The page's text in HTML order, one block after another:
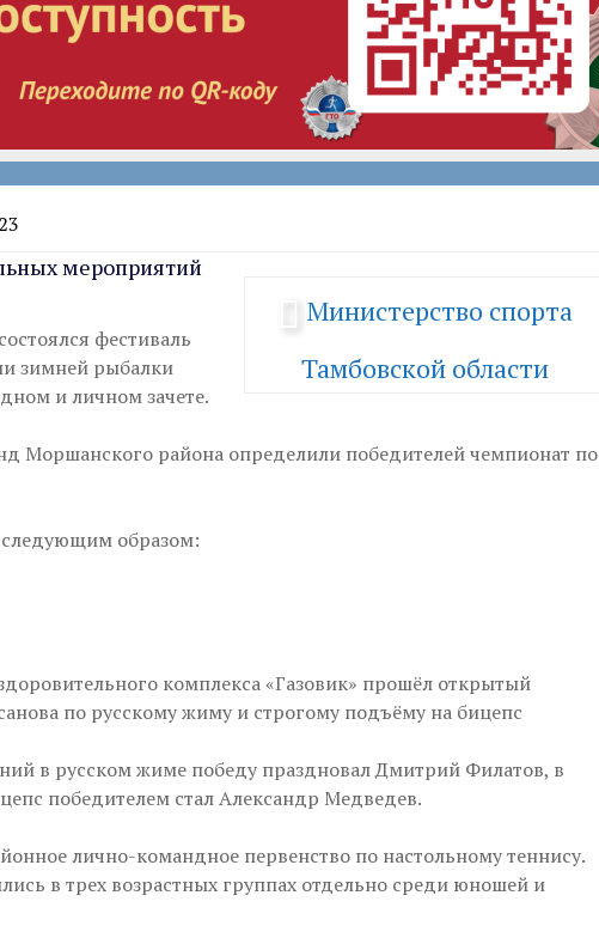
Министерство спорта
Тамбовской области
мероприятий
фестиваль
зимней рыбалки
и личном зачете.
Моршанского района определили победителей чемпионат по
образом:
комплекса «Газовик» прошёл открытый
по русскому жиму и строгому подъёму на бицепс
в русском жиме победу праздновал Дмитрий Филатов, в
победителем стал Александр Медведев.
лично-командное первенство по настольному теннису.
в трех возрастных группах отдельно среди юношей и